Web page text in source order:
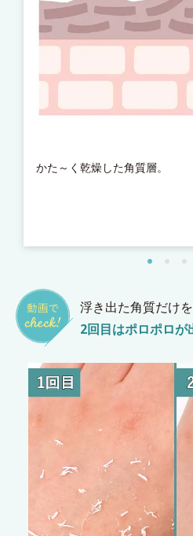
かた～く乾燥した角質層。
浮き出た角質だけ
2回目はポロポロが